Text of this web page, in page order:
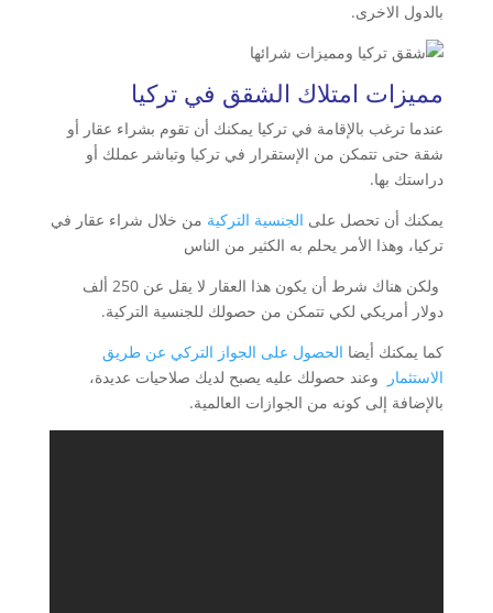
بالدول الاخرى.
مميزات امتلاك الشقق في تركيا
عندما ترغب بالإقامة في تركيا يمكنك أن تقوم بشراء عقار أو
شقة حتى تتمكن من الإستقرار في تركيا وتباشر عملك أو
دراستك بها.
يمكنك أن تحصل على الجنسية التركية من خلال شراء عقار في
تركيا، وهذا الأمر يحلم به الكثير من الناس
ولكن هناك شرط أن يكون هذا العقار لا يقل عن 250 ألف
دولار أمريكي لكي تتمكن من حصولك للجنسية التركية.
كما يمكنك أيضا الحصول على الجواز التركي عن طريق
الاستثمار
وعند حصولك عليه يصبح لديك صلاحيات عديدة،
بالإضافة إلى كونه من الجوازات العالمية.